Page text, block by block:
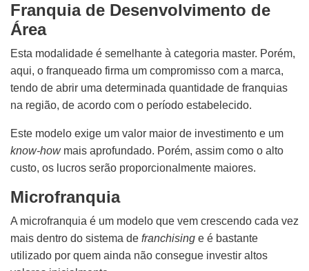
Franquia de Desenvolvimento de
Área
Esta modalidade é semelhante à categoria master. Porém,
aqui, o franqueado firma um compromisso com a marca,
tendo de abrir uma determinada quantidade de franquias
na região, de acordo com o período estabelecido.
Este modelo exige um valor maior de investimento e um
know-howmais aprofundado. Porém, assim como o alto
custo, os lucros serão proporcionalmente maiores.
Microfranquia
A microfranquia é um modelo que vem crescendo cada vez
mais dentro do sistema de franchising e é bastante
utilizado por quem ainda não consegue investir altos